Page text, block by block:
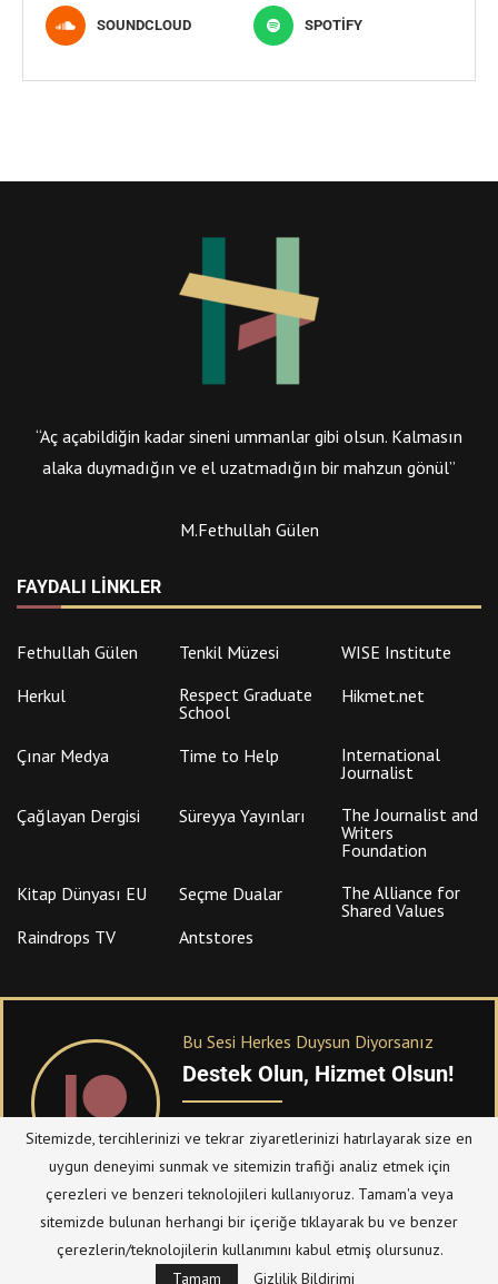
SOUNDCLOUD SPOTIFY
“Aç açabildiğin kadar sineni ummanlar gibi olsun. Kalmasın
alaka duymadığın ve el uzatmadığın bir mahzun gönül”
M.Fethullah Gülen
FAYDALI LINKLER
Fethullah Gülen Tenkil Müzesi
WISE Institute
Herkul
Respect Graduate
School
Hikmet.net
Çınar Medya Time to Help
International
Journalist
Çağlayan Dergisi
Süreyya Yayınları
The Journalist and
Writers
Foundation
Kitap Dünyası EU
Seçme Dualar
The Alliance for
Shared Values
Raindrops TV
Antstores
Bu Sesi Herkes Duysun Diyorsanız
Destek Olun, Hizmet Olsun!
PATREONüzerinden sitemize bağışta
bulanabilirsiniz.
Bize Ulaşın
Taziye Defteri
Sitemizde, tercihlerinizi ve tekrar ziyaretlerinizi hatırlayarak size en
uygun deneyimi sunmak ve sitemizin trafiği analiz etmek için
çerezleri ve benzeri teknolojileri kullanıyoruz. Tamam'a veya
sitemizde bulunan herhangi bir içeriğe tıklayarak bu ve benzer
çerezlerin/teknolojilerin kullanımını kabul etmiş olursunuz.
Tamam
Gizlilik Bildirimi